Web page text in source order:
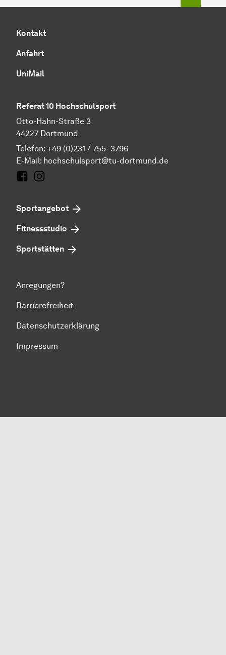
Kontakt
Anfahrt
UniMail
Referat 10 Hochschulsport
Otto-Hahn-Straße 3
44227 Dortmund
Telefon: +49 (0)231 / 755- 3796
E-Mail: hochschulsport@tu-dortmund.de
Sportangebot
Fitnessstudio
Sportstätten
Anregungen?
Barrierefreiheit
Datenschutzerklärung
Impressum